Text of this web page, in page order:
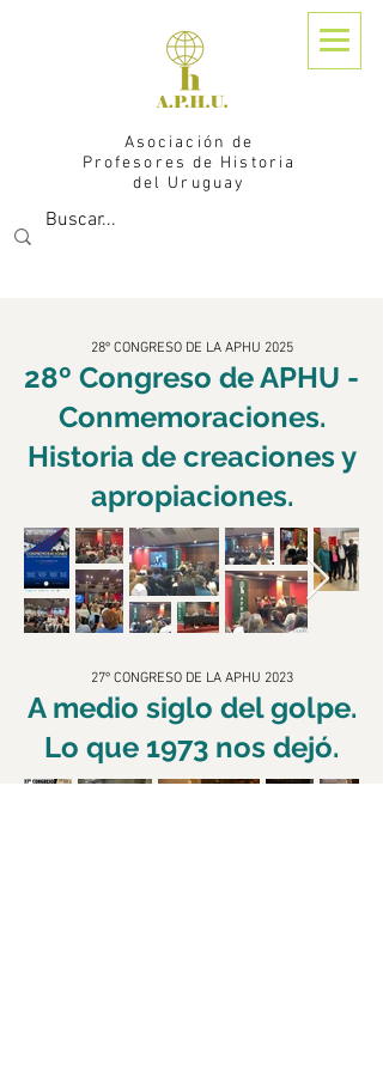
Asociación de
Profesores de Historia
del Uruguay
28º CONGRESO DE LA APHU 2025
28º Congreso de APHU -
Conmemoraciones.
Historia de creaciones y
apropiaciones.
27º CONGRESO DE LA APHU 2023
A medio siglo del golpe.
Lo que 1973 nos dejó.